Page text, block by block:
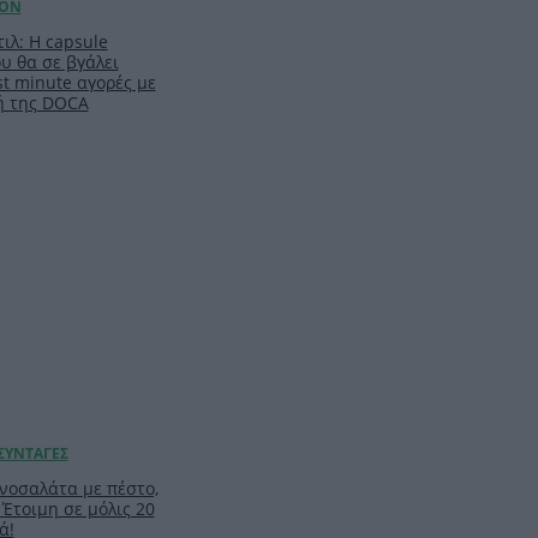
Η capsule
θα σε βγάλει
minute αγορές με
DOCA
με πέστο,
σε μόλις 20